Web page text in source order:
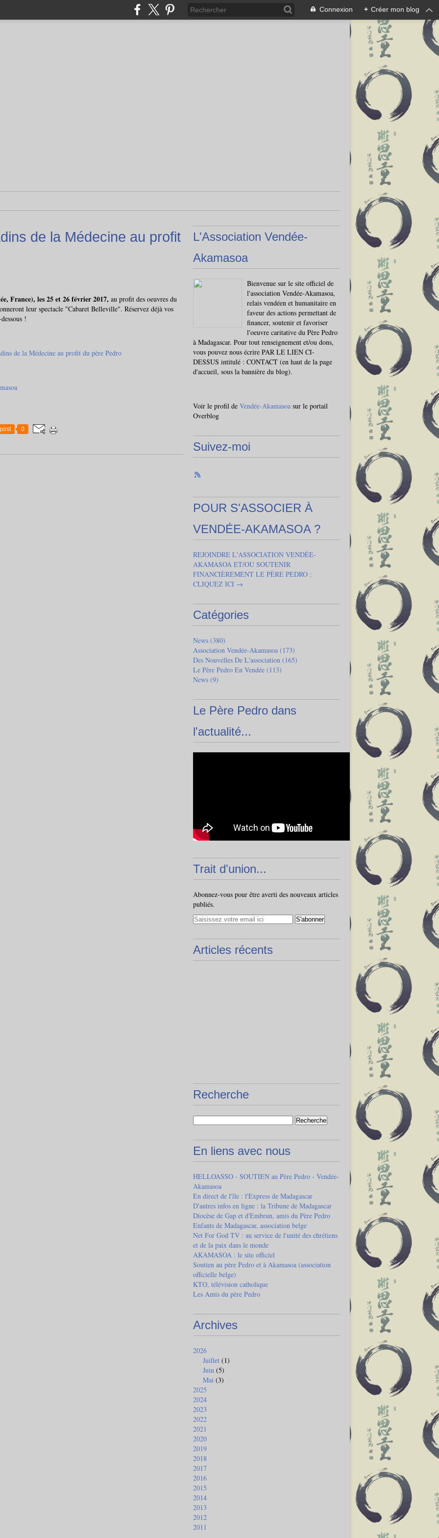
Connexion + Créer mon blog
de la Médecine au profit
France), les 25 et 26 février 2017, au profit des oeuvres du
leur spectacle "Cabaret Belleville". Réservez déjà vos
!
0
L'Association Vendée-
Akamasoa
Bienvenue sur le site officiel de
l'association Vendée-Akamasoa,
relais vendéen et humanitaire en
faveur des actions permettant de
financer, soutenir et favoriser
l'oeuvre caritative du Père Pedro
à Madagascar. Pour tout renseignement et/ou dons,
vous pouvez nous écrire PAR LE LIEN CI-
DESSUS intitulé : CONTACT (en haut de la page
d'accueil, sous la bannière du blog).
Voir le profil de Vendée-Akamasoa sur le portail
Overblog
Suivez-moi
POUR S'ASSOCIER À
VENDÉE-AKAMASOA ?
REJOINDRE L'ASSOCIATION VENDÉE-
AKAMASOA ET/OU SOUTENIR
FINANCIÈREMENT LE PÈRE PEDRO :
CLIQUEZ ICI →
Catégories
News (380)
Association Vendée-Akamasoa (173)
Des Nouvelles De L'association (165)
Le Père Pedro En Vendée (113)
News (9)
Le Père Pedro dans
l'actualité...
Trait d'union...
Abonnez-vous pour être averti des nouveaux articles
publiés.
Articles récents
Recherche
En liens avec nous
HELLOASSO - SOUTIEN au Père Pedro - Vendée-
Akamasoa
En direct de l'île : l'Express de Madagascar
D'autres infos en ligne : la Tribune de Madagascar
Diocèse de Gap et d'Embrun, amis du Père Pedro
Enfants de Madagascar, association belge
Net For God TV : au service de l'unité des chrétiens
et de la paix dans le monde
AKAMASOA : le site officiel
Soutien au père Pedro et à Akamasoa (association
officielle belge)
KTO, télévision catholique
Les Amis du père Pedro
Archives
2026
Juillet (1)
Juin (5)
Mai (3)
2025
2024
2023
2022
2021
2020
2019
2018
2017
2016
2015
2014
2013
2012
2011